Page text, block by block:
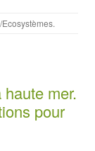
.
mer.
pour